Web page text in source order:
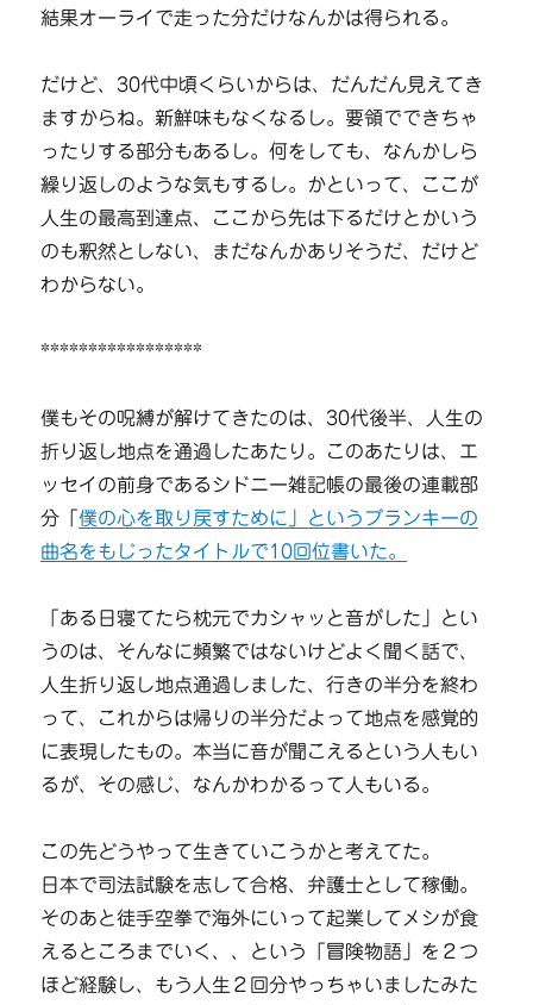
結果オーライで走った分だけなんかは得られる。
だけど、30代中頃くらいからは、だんだん見えてき
ますからね。新鮮味もなくなるし。要領でできちゃ
ったりする部分もあるし。何をしても、なんかしら
繰り返しのような気もするし。かといって、ここが
人生の最高到達点、ここから先は下るだけとかいう
のも釈然としない、まだなんかありそうだ、だけど
わからない。
*****************
僕もその呪縛が解けてきたのは、30代後半、人生の
折り返し地点を通過したあたり。このあたりは、エ
ッセイの前身であるシドニー雑記帳の最後の連載部
分「僕の心を取り戻すために」というブランキーの
曲名をもじったタイトルで10回位書いた。
「ある日寝てたら枕元でカシャッと音がした」とい
うのは、そんなに頻繁ではないけどよく聞く話で、
人生折り返し地点通過しました、行きの半分を終わ
って、これからは帰りの半分だよって地点を感覚的
に表現したもの。本当に音が聞こえるという人もい
るが、その感じ、なんかわかるって人もいる。
この先どうやって生きていこうかと考えてた。
日本で司法試験を志して合格、弁護士として稼働。
そのあと徒手空拳で海外にいって起業してメシが食
えるところまでいく、、という「冒険物語」を２つ
ほど経験し、もう人生２回分やっちゃいましたみた